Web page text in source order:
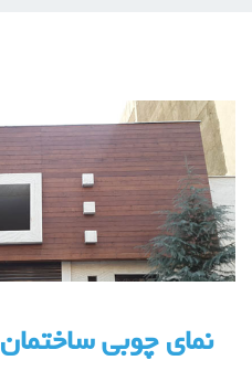
نمای چوبی ساختمان